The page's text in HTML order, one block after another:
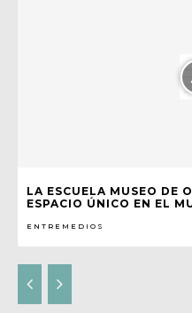
LA ESCUELA MUSEO DE
ESPACIO ÚNICO EN EL
ENTREMEDIOS